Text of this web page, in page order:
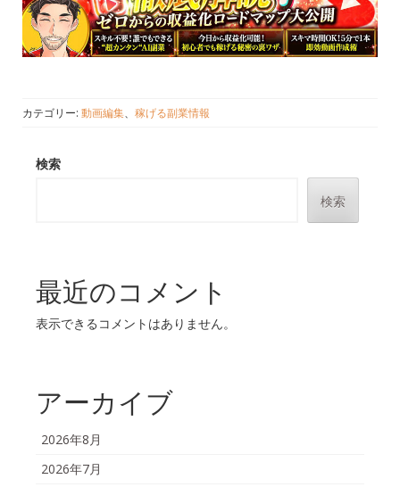
カテゴリー: 動画編集、 稼げる副業情報
検索
検索
最近のコメント
表示できるコメントはありません。
アーカイブ
2026年8月
2026年7月